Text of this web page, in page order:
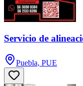
Servicio de
Puebla, PUE